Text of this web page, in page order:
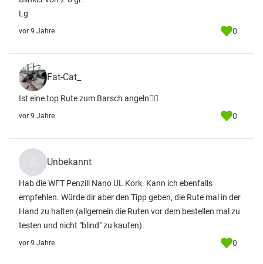
Lg
vor 9 Jahre 0
Fat-Cat_
Ist eine top Rute zum Barsch angeln👍🏻
vor 9 Jahre 0
Unbekannt
Hab die WFT Penzill Nano UL Kork. Kann ich ebenfalls
empfehlen. Würde dir aber den Tipp geben, die Rute mal in der
Hand zu halten (allgemein die Ruten vor dem bestellen mal zu
testen und nicht "blind" zu kaufen).
vor 9 Jahre 0